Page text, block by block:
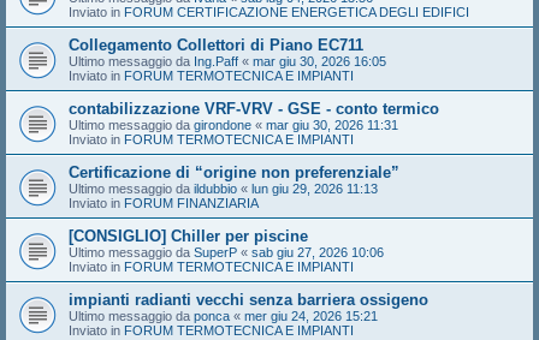
Inviato in FORUM CERTIFICAZIONE ENERGETICA DEGLI EDIFICI
Collegamento Collettori di Piano EC711
Ultimo messaggio da Ing.Paff « mar giu 30, 2026 16:05
Inviato in FORUM TERMOTECNICA E IMPIANTI
contabilizzazione VRF-VRV - GSE - conto termico
Ultimo messaggio da girondone « mar giu 30, 2026 11:31
Inviato in FORUM TERMOTECNICA E IMPIANTI
Certificazione di “origine non preferenziale”
Ultimo messaggio da ildubbio « lun giu 29, 2026 11:13
Inviato in FORUM FINANZIARIA
[CONSIGLIO] Chiller per piscine
Ultimo messaggio da SuperP « sab giu 27, 2026 10:06
Inviato in FORUM TERMOTECNICA E IMPIANTI
impianti radianti vecchi senza barriera ossigeno
Ultimo messaggio da ponca « mer giu 24, 2026 15:21
Inviato in FORUM TERMOTECNICA E IMPIANTI